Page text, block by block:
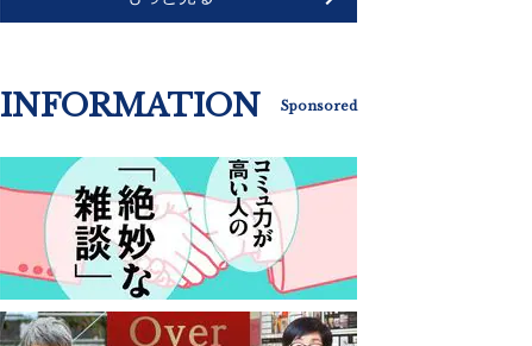
INFORMATION Sponsored